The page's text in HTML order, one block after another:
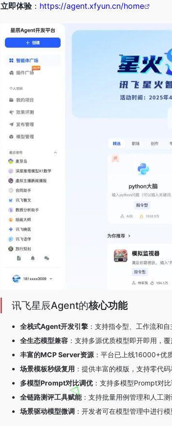
立即体验： https://agent.xfyun.cn/home
讯飞星辰Agent的核心功能
全栈式Agent开发引擎 ：支持指令型、工作流和
全生态模型兼容 ：支持多源优质模型即开即用，
丰富的MCP Server资源 ：平台已上线16000+优
场景模板秒级复用 ：提供丰富的模版，支持零代
多模型Prompt对比调优 ：支持多模型Prompt对
全链路测评工具赋能：支持批量用例管理和人工
场景驱动模型微调 ：开发者可在模型管理中进行